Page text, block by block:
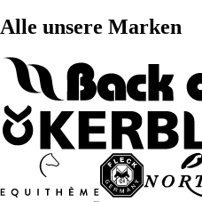
Alle unsere Marken